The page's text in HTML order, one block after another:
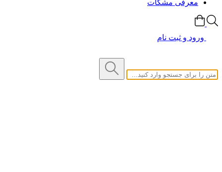
معرفی مشکات
ورود و ثبت نام